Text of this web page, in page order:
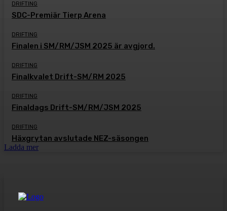
DRIFTING
SDC-Premiär Tierp Arena
DRIFTING
Finalen i SM/RM/JSM 2025 är avgjord.
DRIFTING
Finalkvalet Drift-SM/RM 2025
DRIFTING
Finaldags Drift-SM/RM/JSM 2025
DRIFTING
Häxgrytan avslutade NEZ-säsongen
Ladda mer